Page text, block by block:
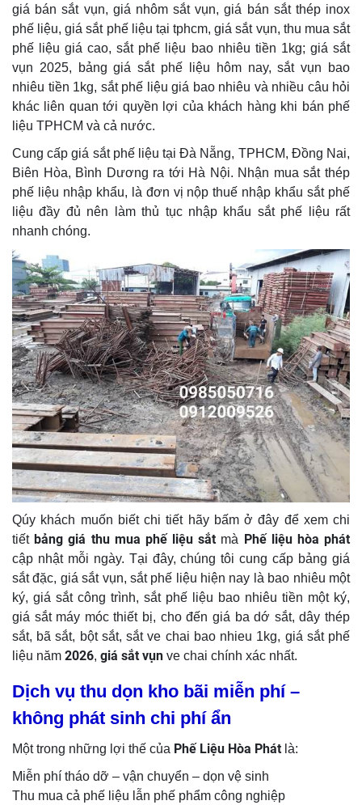
giá bán sắt vụn, giá nhôm sắt vụn, giá bán sắt thép inox
phế liệu, giá sắt phế liệu tại tphcm, giá sắt vụn, thu mua sắt
phế liệu giá cao, sắt phế liệu bao nhiêu tiền 1kg; giá sắt
vụn 2025, bảng giá sắt phế liệu hôm nay, sắt vụn bao
nhiêu tiền 1kg, sắt phế liệu giá bao nhiêu và nhiều câu hỏi
khác liên quan tới quyền lợi của khách hàng khi bán phế
liệu TPHCM và cả nước.
Cung cấp giá sắt phế liệu tại Đà Nẵng, TPHCM, Đồng Nai,
Biên Hòa, Bình Dương ra tới Hà Nội. Nhận mua sắt thép
phế liệu nhập khẩu, là đơn vị nộp thuế nhập khẩu sắt phế
liệu đầy đủ nên làm thủ tục nhập khẩu sắt phế liệu rất
nhanh chóng.
Qúy khách muốn biết chi tiết hãy bấm ở đây để xem chi
tiết bảng giá thu mua phế liệu sắt mà Phế liệu hòa phát
cập nhật mỗi ngày. Tại đây, chúng tôi cung cấp bảng giá
sắt đặc, giá sắt vụn, sắt phế liệu hiện nay là bao nhiêu một
ký, giá sắt công trình, sắt phế liệu bao nhiêu tiền một ký,
giá sắt máy móc thiết bị, cho đến giá ba dớ sắt, dây thép
sắt, bã sắt, bột sắt, sắt ve chai bao nhieu 1kg, giá sắt phế
liệu năm 2026, giá sắt vụn ve chai chính xác nhất.
Dịch vụ thu dọn kho bãi miễn phí –
không phát sinh chi phí ẩn
Một trong những lợi thế của Phế Liệu Hòa Phát là:
Miễn phí tháo dỡ – vận chuyển – dọn vệ sinh
Thu mua cả phế liệu lẫn phế phẩm công nghiệp